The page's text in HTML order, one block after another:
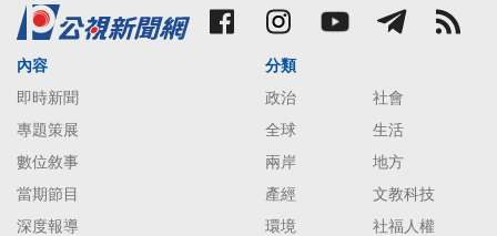
內容
即時新聞
專題策展
數位敘事
當期節目
深度報導
分類
政治
社會
全球
生活
兩岸
地方
產經
文教科技
環境
社福人權